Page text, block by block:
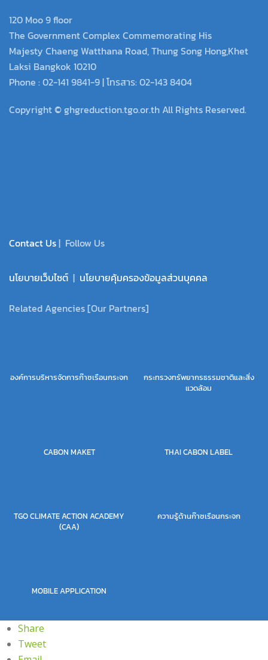
120 Moo 9 floor
The Government Complex Commemorating His
Majesty Chaeng Watthana Road, Thung Song Hong,Khet
Laksi Bangkok 10210
Phone : 02-141 9841-9 | โทรสาร: 02-143 8404
Copyright © ghgreduction.tgo.or.th All Rights Reserved.
Contact Us| Follow Us
นโยบายเว็บไซต์ | นโยบายคุ้มครองข้อมูลส่วนบุคคล
Related Agencies [Our Partners]
องค์การบริหารจัดการก๊าซเรือนกระจก
กระทรวงทรัพยากรธรรมชาติและสิ่ง
แวดล้อม
CABON MAKET THAI CABON LABEL
TGO CLIMATE ACTION ACADEMY
(CAA)
ความรู้ด้านก๊าซเรือนกระจก
MOBILE APPLICATION
Share
Tweet